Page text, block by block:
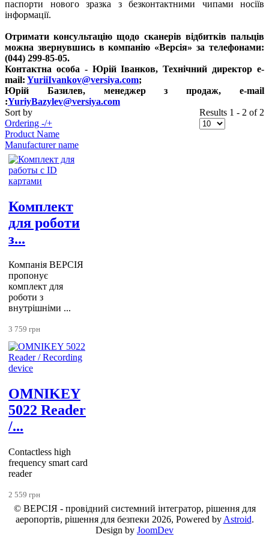
паспорти нового зразка з безконтактними чипами носіїв
інформації.
Отримати консультацію щодо сканерів відбитків пальців
можна звернувшись в компанію «Версія» за телефонами:
(044) 299-85-05.
Контактна особа - Юрій Іванков, Технічний директор e-
mail: YuriiIvankov@versiya.com;
Юрій Базилев, менеджер з продаж, e-mail
:YuriyBazylev@versiya.com
Sort by
Ordering -/+
Product Name
Manufacturer name
Results 1 - 2 of 2
Комплект
для роботи
з...
Компанія ВЕРСІЯ
пропонує
комплект для
роботи з
внутрішніми ...
3 759 грн
OMNIKEY
5022 Reader
/...
Contactless high
frequency smart card
reader
2 559 грн
© ВЕРСІЯ - провідний системний інтегратор, рішення для
аеропортів, рішення для безпеки 2026, Powered by Astroid.
Design by JoomDev